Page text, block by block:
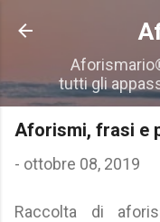
Passa
tutti gli
Aforismi, frasi e
- ottobre 08, 2019
Raccolta di